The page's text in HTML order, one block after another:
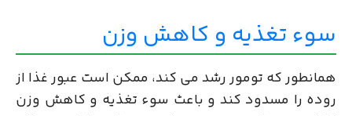
سوء تغذیه و کاهش وزن
همانطور که تومور رشد می کند، ممکن است عبور غذا از
روده را مسدود کند و باعث سوء تغذیه و کاهش وزن